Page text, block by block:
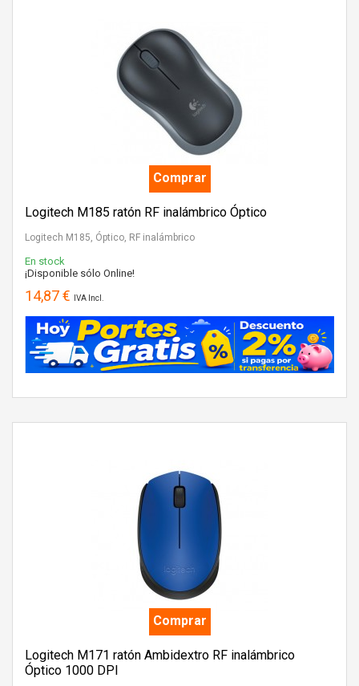
Comprar
Logitech M185 ratón RF inalámbrico Óptico
Logitech M185, Óptico, RF inalámbrico
En stock
¡Disponible sólo Online!
14,87 € IVA Incl.
Comprar
Logitech M171 ratón Ambidextro RF inalámbrico
Óptico 1000 DPI